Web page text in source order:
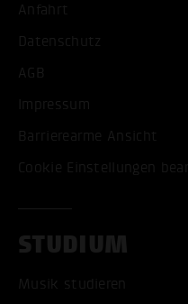
Anfahrt
Datenschutz
AGB
Impressum
Barrierearme Ansicht
Cookie Einstellungen
STUDIUM
Musik studieren